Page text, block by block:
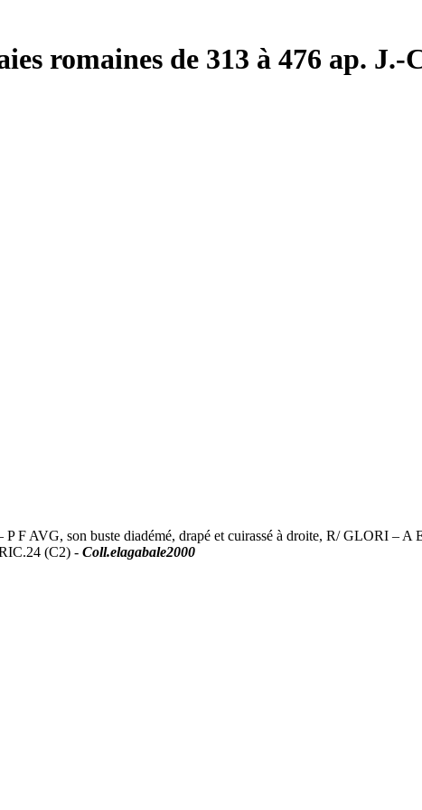
romaines de 313 à 476 ap. J.-
F AVG, son buste diadémé, drapé et cuirassé à droite, R/ GLORI – A
(C2) - Coll.elagabale2000